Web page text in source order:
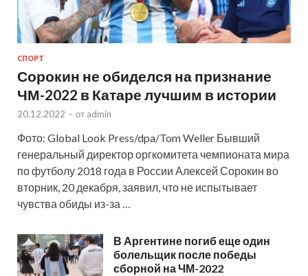
СПОРТ
Сорокин не обиделся на признание
ЧМ-2022 в Катаре лучшим в истории
20.12.2022 - от admin
Фото: Global Look Press/dpa/Tom Weller Бывший
генеральный директор оргкомитета чемпионата мира
по футболу 2018 года в России Алексей Сорокин во
вторник, 20 декабря, заявил, что не испытывает
чувства обиды из-за …
В Аргентине погиб еще один
болельщик после победы
сборной на ЧМ-2022